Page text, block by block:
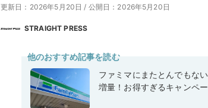
更新日：2026年5月20日 / 公開日：2026年5月20日
STRAIGHT PRESS
他のおすすめ記事を読む
ファミマにまたとんでもな
増量！お得すぎるキャンペ